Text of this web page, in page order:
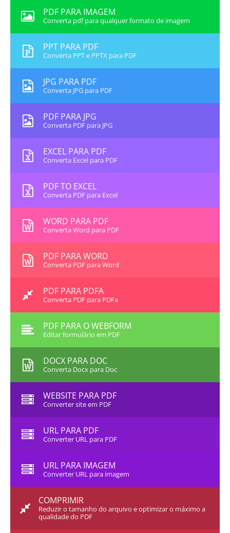
PDF PARA IMAGEM
Converta pdf para qualquer formato de imagem
PPT PARA PDF
Converta PPT e PPTX para PDF
JPG PARA PDF
Converta JPG para PDF
PDF PARA JPG
Converta PDF para JPG
EXCEL PARA PDF
Converta Excel para PDF
PDF TO EXCEL
Converta PDF para Excel
WORD PARA PDF
Converta Word para PDF
PDF PARA WORD
Converta PDF para Word
PDF PARA PDFA
Converta PDF para PDFa
PDF PARA O WEBFORM
Editar formulário em PDF
DOCX PARA DOC
Converta Docx para Doc
WEBSITE PARA PDF
Converter site em PDF
URL PARA PDF
Converter URL para PDF
URL PARA IMAGEM
Converter URL para imagem
COMPRIMIR
Reduzir o tamanho do arquivo e optimizar o máximo a
qualidade do PDF